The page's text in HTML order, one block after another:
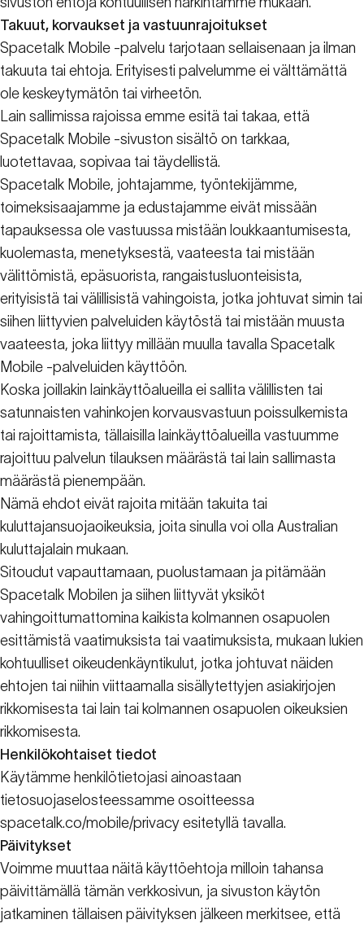
Takuut, korvaukset ja vastuunrajoitukset
Spacetalk Mobile -palvelu tarjotaan sellaisenaan ja ilman
takuuta tai ehtoja. Erityisesti palvelumme ei välttämättä
ole keskeytymätön tai virheetön.
Lain sallimissa rajoissa emme esitä tai takaa, että
Spacetalk Mobile -sivuston sisältö on tarkkaa,
luotettavaa, sopivaa tai täydellistä.
Spacetalk Mobile, johtajamme, työntekijämme,
toimeksisaajamme ja edustajamme eivät missään
tapauksessa ole vastuussa mistään loukkaantumisesta,
kuolemasta, menetyksestä, vaateesta tai mistään
välittömistä, epäsuorista, rangaistusluonteisista,
erityisistä tai välillisistä vahingoista, jotka johtuvat simin tai
siihen liittyvien palveluiden käytöstä tai mistään muusta
vaateesta, joka liittyy millään muulla tavalla Spacetalk
Mobile -palveluiden käyttöön.
Koska joillakin lainkäyttöalueilla ei sallita välillisten tai
satunnaisten vahinkojen korvausvastuun poissulkemista
tai rajoittamista, tällaisilla lainkäyttöalueilla vastuumme
rajoittuu palvelun tilauksen määrästä tai lain sallimasta
määrästä pienempään.
Nämä ehdot eivät rajoita mitään takuita tai
kuluttajansuojaoikeuksia, joita sinulla voi olla Australian
kuluttajalain mukaan.
Sitoudut vapauttamaan, puolustamaan ja pitämään
Spacetalk Mobilen ja siihen liittyvät yksiköt
vahingoittumattomina kaikista kolmannen osapuolen
esittämistä vaatimuksista tai vaatimuksista, mukaan lukien
kohtuulliset oikeudenkäyntikulut, jotka johtuvat näiden
ehtojen tai niihin viittaamalla sisällytettyjen asiakirjojen
rikkomisesta tai lain tai kolmannen osapuolen oikeuksien
rikkomisesta.
Henkilökohtaiset tiedot
Käytämme henkilötietojasi ainoastaan
tietosuojaselosteessamme osoitteessa
spacetalk.co/mobile/privacy esitetyllä tavalla.
Päivitykset
Voimme muuttaa näitä käyttöehtoja milloin tahansa
päivittämällä tämän verkkosivun, ja sivuston käytön
jatkaminen tällaisen päivityksen jälkeen merkitsee, että